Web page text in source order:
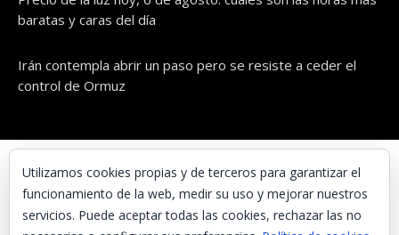
baratas y caras del día
Irán contempla abrir un paso pero se resiste a ceder el
control de Ormuz
© UNAENERGÍA, S.L.
Inicio
Utilizamos cookies propias y de terceros para garantizar el
funcionamiento de la web, medir su uso y mejorar nuestros
servicios. Puede aceptar todas las cookies, rechazar las no